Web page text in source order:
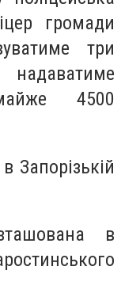
громади
три
4500
Запорізькій
в